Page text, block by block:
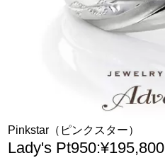
Pinkstar（ピンクスター）
Lady's Pt950:¥195,800